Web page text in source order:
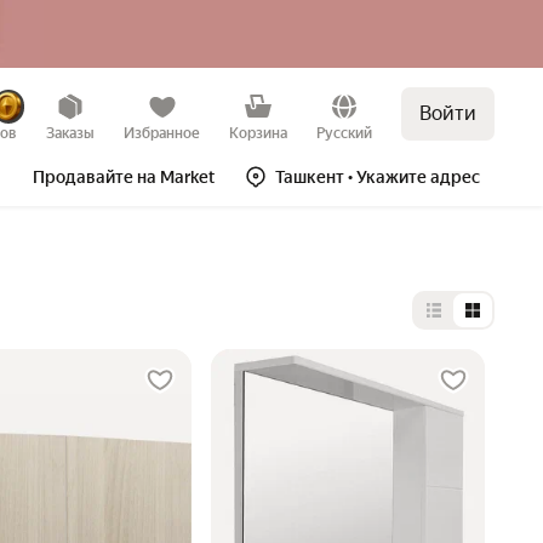
Заказы Избранное Корзина Русский
Войти
Продавайте на Market Ташкент• Укажите адрес
Выбор типа